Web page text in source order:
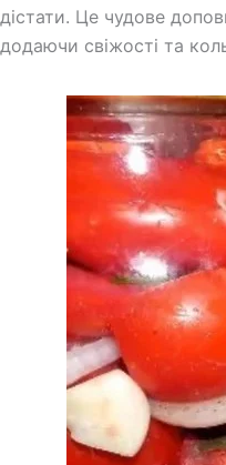
дістати. Це чудове
додаючи свіжості та